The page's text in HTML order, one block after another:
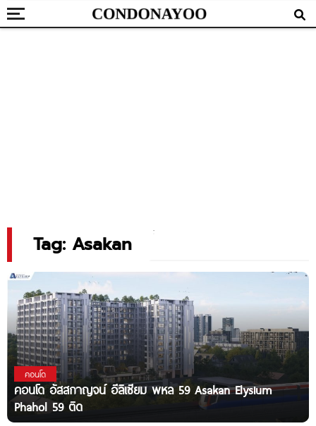
Tag: Asakan
คอนโด
คอนโด อัสสกาญจน์ อีลิเซียม พหล 59 Asakan Elysium
Phahol 59 ติด